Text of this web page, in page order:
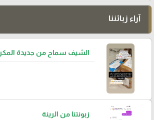
آراء زبائننا
الشيف سماح من جديدة المكر
زبونتنا من الرينة